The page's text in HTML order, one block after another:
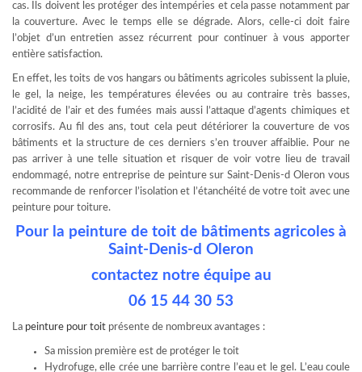
cas. Ils doivent les protéger des intempéries et cela passe notamment par
la couverture. Avec le temps elle se dégrade. Alors, celle-ci doit faire
l’objet d’un entretien assez récurrent pour continuer à vous apporter
entière satisfaction.
En effet, les toits de vos hangars ou bâtiments agricoles subissent la pluie,
le gel, la neige, les températures élevées ou au contraire très basses,
l’acidité de l’air et des fumées mais aussi l’attaque d’agents chimiques et
corrosifs. Au fil des ans, tout cela peut détériorer la couverture de vos
bâtiments et la structure de ces derniers s’en trouver affaiblie. Pour ne
pas arriver à une telle situation et risquer de voir votre lieu de travail
endommagé, notre entreprise de peinture sur Saint-Denis-d Oleron vous
recommande de renforcer l’isolation et l’étanchéité de votre toit avec une
peinture pour toiture.
Pour la peinture de toit de bâtiments agricoles à
Saint-Denis-d Oleron
contactez notre équipe au
06 15 44 30 53
La peinture pour toit présente de nombreux avantages :
Sa mission première est de protéger le toit
Hydrofuge, elle crée une barrière contre l’eau et le gel. L’eau coule